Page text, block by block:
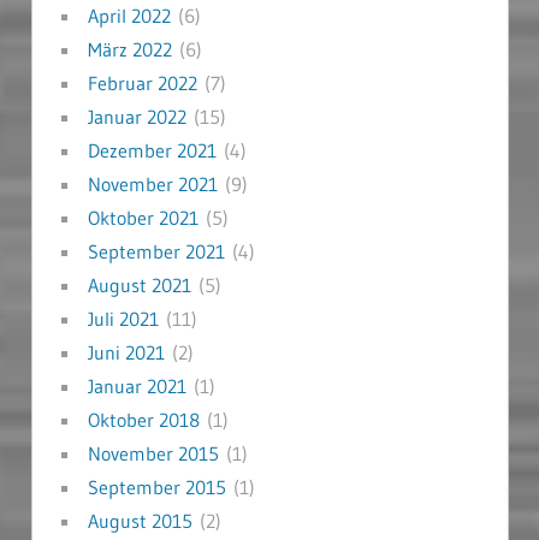
April 2022(6)
März 2022(6)
Februar 2022(7)
Januar 2022(15)
Dezember 2021 (4)
November 2021 (9)
Oktober 2021 (5)
September 2021 (4)
August 2021 (5)
Juli 2021 (11)
Juni 2021 (2)
Januar 2021 (1)
Oktober 2018(1)
November 2015 (1)
September 2015 (1)
August 2015 (2)